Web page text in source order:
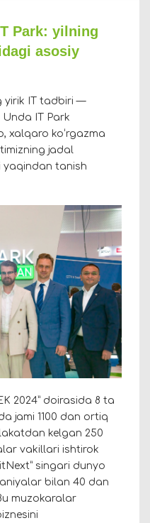
Park: yilning
asosiy
yirik IT tadbiri —
Unda IT Park
xalqaro koʻrgazma
jadal
yaqindan tanish
2024” doirasida 8 ta
jami 1100 dan ortiq
kelgan 250
vakillari ishtirok
singari dunyo
bilan 40 dan
muzokaralar